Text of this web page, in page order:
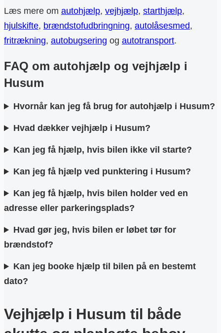
Læs mere om autohjælp, vejhjælp, starthjælp,
hjulskifte, brændstofudbringning, autolåsesmed,
fritrækning, autobugsering og autotransport.
FAQ om autohjælp og vejhjælp i
Husum
Hvornår kan jeg få brug for autohjælp i Husum?
Hvad dækker vejhjælp i Husum?
Kan jeg få hjælp, hvis bilen ikke vil starte?
Kan jeg få hjælp ved punktering i Husum?
Kan jeg få hjælp, hvis bilen holder ved en
adresse eller parkeringsplads?
Hvad gør jeg, hvis bilen er løbet tør for
brændstof?
Kan jeg booke hjælp til bilen på en bestemt
dato?
Vejhjælp i Husum til både